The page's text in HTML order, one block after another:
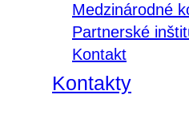
Medzinárodné
Partnerské
Kontakt
Kontakty